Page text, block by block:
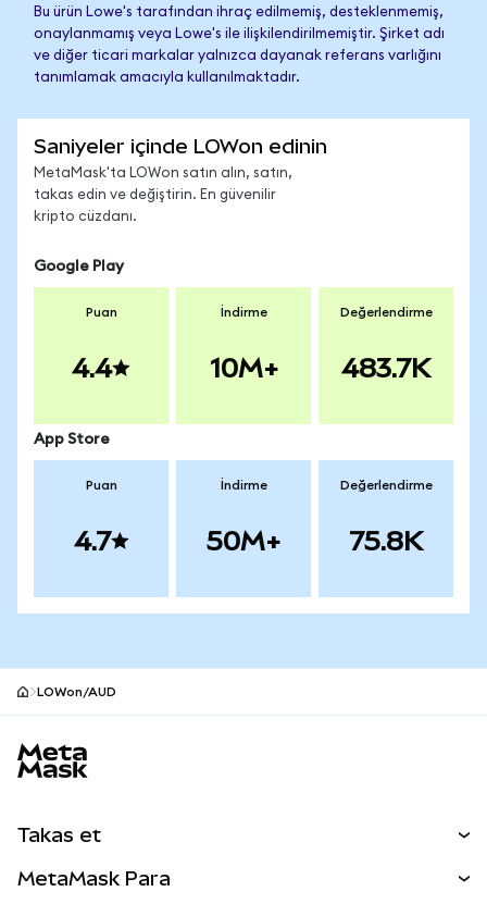
Bu ürün Lowe's tarafından ihraç edilmemiş, desteklenmemiş,
onaylanmamış veya Lowe's ile ilişkilendirilmemiştir. Şirket adı
ve diğer ticari markalar yalnızca dayanak referans varlığını
tanımlamak amacıyla kullanılmaktadır.
Saniyeler içinde LOWon edinin
MetaMask'ta LOWon satın alın, satın,
takas edin ve değiştirin. En güvenilir
kripto cüzdanı.
Google Play
Puan
4.4
İndirme
10M+
Değerlendirme
483.7K
App Store
Puan
4.7
İndirme
50M+
Değerlendirme
75.8K
LOWon/AUD
Takas et
MetaMask Para